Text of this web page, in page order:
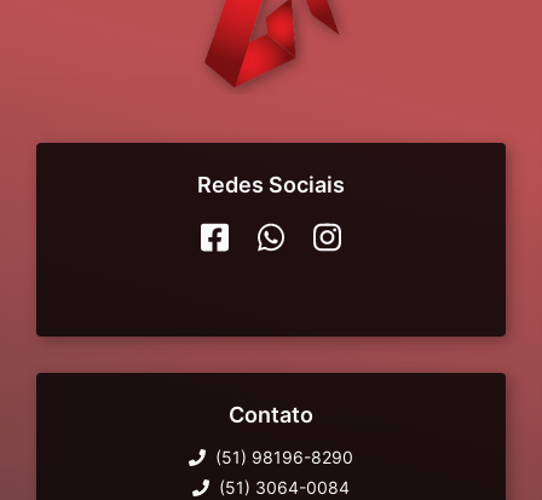
Redes Sociais
Contato
(51) 98196-8290
(51) 3064-0084